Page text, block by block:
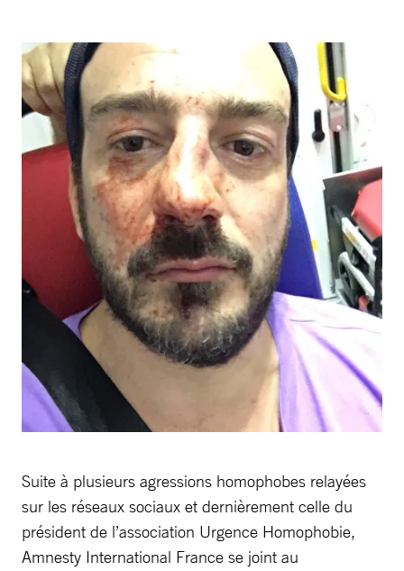
Suite à plusieurs agressions homophobes relayées
sur les réseaux sociaux et dernièrement celle du
président de l’association Urgence Homophobie,
Amnesty International France se joint au